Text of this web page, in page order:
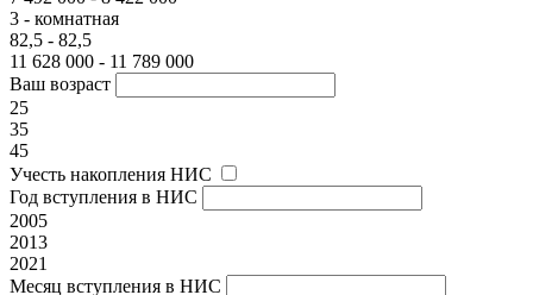
3 - комнатная
82,5 - 82,5
11 628 000 - 11 789 000
Ваш возраст
25
35
45
Учесть накопления НИС
Год вступления в НИС
2005
2013
2021
Месяц вступления в НИС